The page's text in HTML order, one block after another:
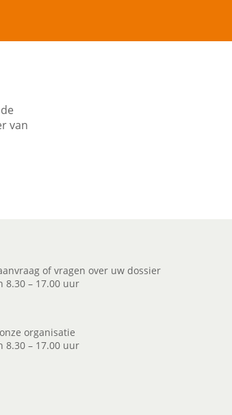
van
of vragen over uw dossier
8.30 – 17.00 uur
organisatie
8.30 – 17.00 uur